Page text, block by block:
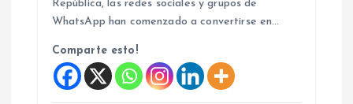
República, las redes sociales y grupos de
WhatsApp han comenzado a convertirse en…
Comparte esto!